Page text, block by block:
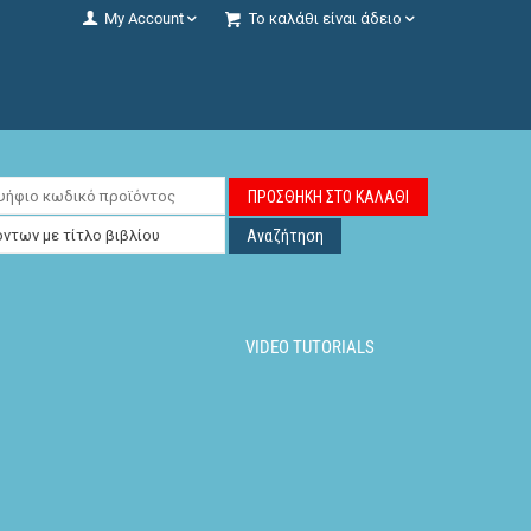
Το καλάθι είναι άδειο
My Account
ΠΡΟΣΘΉΚΗ ΣΤΟ ΚΑΛΆΘΙ
Αναζήτηση
VIDEO TUTORIALS